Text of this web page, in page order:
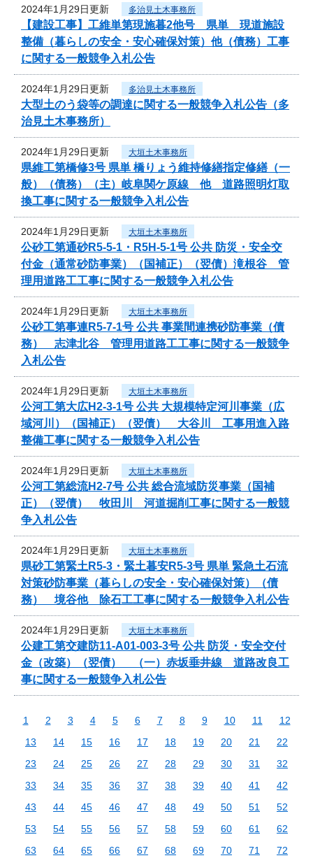
2024年1月29日更新 多治見土木事務所
【建設工事】工維単第現施暮2他号 県単 現道施設
整備（暮らしの安全・安心確保対策）他（債務）工事
に関する一般競争入札公告
2024年1月29日更新 多治見土木事務所
大型土のう袋等の調達に関する一般競争入札公告（多
治見土木事務所）
2024年1月29日更新 大垣土木事務所
県維工第橋修3号 県単 橋りょう維持修繕指定修繕（一
般）（債務）（主）岐阜関ケ原線 他 道路照明灯取
換工事に関する一般競争入札公告
2024年1月29日更新 大垣土木事務所
公砂工第通砂R5-5-1・R5H-5-1号 公共 防災・安全交
付金（通常砂防事業）（国補正）（翌債）滝根谷 管
理用道路工工事に関する一般競争入札公告
2024年1月29日更新 大垣土木事務所
公砂工第事連R5-7-1号 公共 事業間連携砂防事業（債
務） 志津北谷 管理用道路工工事に関する一般競争
入札公告
2024年1月29日更新 大垣土木事務所
公河工第大広H2-3-1号 公共 大規模特定河川事業（広
域河川）（国補正）（翌債） 大谷川 工事用進入路
整備工事に関する一般競争入札公告
2024年1月29日更新 大垣土木事務所
公河工第総流H2-7号 公共 総合流域防災事業（国補
正）（翌債） 牧田川 河道掘削工事に関する一般競
争入札公告
2024年1月29日更新 大垣土木事務所
県砂工第緊土R5-3・緊土暮安R5-3号 県単 緊急土石流
対策砂防事業（暮らしの安全・安心確保対策）（債
務） 境谷他 除石工工事に関する一般競争入札公告
2024年1月29日更新 大垣土木事務所
公建工第交建防11-A01-003-3号 公共 防災・安全交付
金（改築）（翌債） （一）赤坂垂井線 道路改良工
事に関する一般競争入札公告
1 2 3 4 5 6 7 8 9 10 11
12
13
14 15 16 17 18 19 20 21
22
23
24 25 26 27 28 29 30 31
32
33
34 35 36 37 38 39 40 41
42
43
44 45 46 47 48 49 50 51
52
53
54 55 56 57 58 59 60 61
62
63
64 65 66 67 68 69 70 71
72